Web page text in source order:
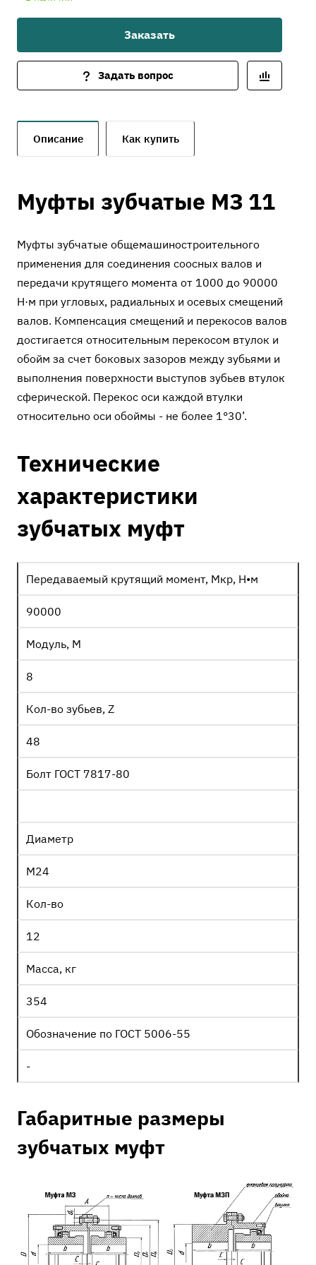
Заказать
Задать вопрос
Описание Как купить
Муфты зубчатые МЗ 11
Муфты зубчатые общемашиностроительного
применения для соединения соосных валов и
передачи крутящего момента от 1000 до 90000
Н·м при угловых, радиальных и осевых смещений
валов. Компенсация смещений и перекосов валов
достигается относительным перекосом втулок и
обойм за счет боковых зазоров между зубьями и
выполнения поверхности выступов зубьев втулок
сферической. Перекос оси каждой втулки
относительно оси обоймы - не более 1°30’.
Технические
характеристики
зубчатых муфт
Передаваемый крутящий момент, Мкр, Н•м
90000
Модуль, М
8
Кол-во зубьев, Z
48
Болт ГОСТ 7817-80
Диаметр
М24
Кол-во
12
Масса, кг
354
Обозначение по ГОСТ 5006-55
-
Габаритные размеры
зубчатых муфт